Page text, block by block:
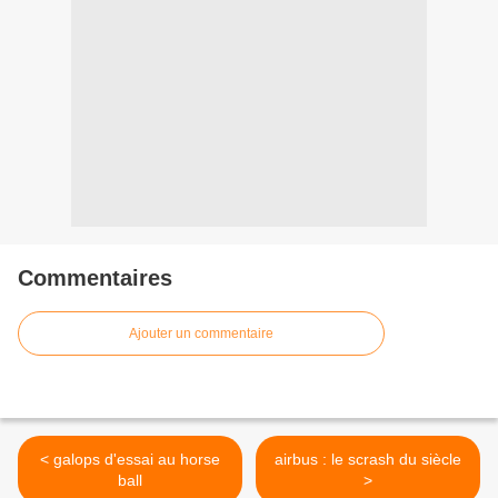
Commentaires
Ajouter un commentaire
< galops d'essai au horse
ball
airbus : le scrash du siècle
>